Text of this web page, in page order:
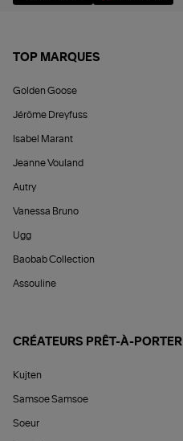
TOP MARQUES
Golden Goose
Jérôme Dreyfuss
Isabel Marant
Jeanne Vouland
Autry
Vanessa Bruno
Ugg
Baobab Collection
Assouline
CRÉATEURS PRÊT-À-PORTER
Kujten
Samsoe Samsoe
Soeur